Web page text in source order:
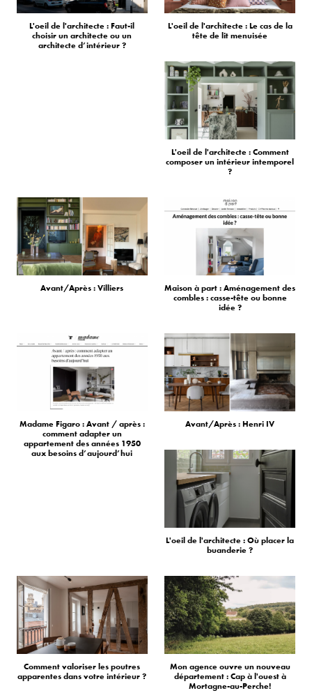
L'oeil de l'architecte : Faut-il
choisir un architecte ou un
architecte d’intérieur ?
L'oeil de l'architecte : Le cas de la
tête de lit menuisée
L'oeil de l'architecte : Comment
composer un intérieur intemporel
?
Avant/Après : Villiers
Maison à part : Aménagement des
combles : casse-tête ou bonne
idée ?
Madame Figaro : Avant / après :
comment adapter un
appartement des années 1950
aux besoins d’aujourd’hui
Avant/Après : Henri IV
L'oeil de l'architecte : Où placer la
buanderie ?
Comment valoriser les poutres
apparentes dans votre intérieur ?
Mon agence ouvre un nouveau
département : Cap à l'ouest à
Mortagne-au-Perche!